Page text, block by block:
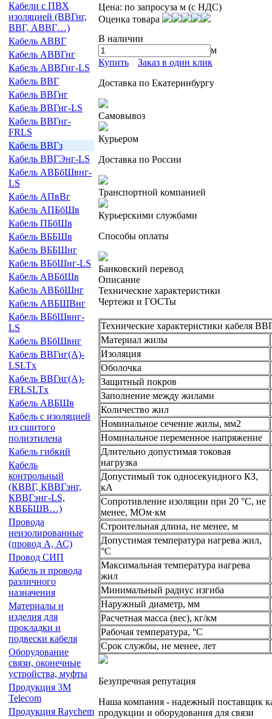
Кабели с ПВХ
изоляцией (ВВГнг,
ВВГ, АВВГ…)
Кабель АВВГ
Кабель АВВГнг
Кабель АВВГнг-LS
Кабель ВВГ
Кабель ВВГнг
Кабель ВВГнг-LS
Кабель ВВГнг-
FRLS
Кабель ВВГз
Кабель ВВГЭнг-LS
Кабель АВБбШвнг-
LS
Кабель АПвВг
Кабель АПБбШв
Кабель ПБбШв
Кабель ВББШв
Кабель ВББШнг
Кабель ВБбШнг-LS
Кабель АВБбШв
Кабель АВБбШнг
Кабель АВБШВнг
Кабель ВБбШвнг-
LS
Кабель ВБбШвнг
Кабель ВВГнг(А)-
LSLTx
Кабель ВВГнг(А)-
FRLSLTx
Кабель АВБШв
Кабель с изоляцией
из сшитого
полиэтилена
Кабель гибкий
Кабель
контрольный
(КВВГ, КВВГэнг,
КВВГэнг-LS,
КВББШВ…)
Провода
неизолированные
(провод А, АС)
Провод СИП
Кабель и провода
различного
назначения
Материалы и
изделия для
прокладки и
подвески кабеля
Оборудование
связи, оконечные
устройства, муфты
Продукция 3М
Telecom
Продукция Raychem
Цена: по запросуза м (с НДС)
Оценка товара
В наличии
м
Купить
Заказ в один клик
Доставка по Екатеринбургу
Самовывоз
Курьером
Доставка по России
Транспортной компанией
Курьерскими службами
Способы оплаты
Банковский перевод
Описание
Технические характеристики
Чертежи и ГОСТы
Технические характеристики кабеля
Материал жилы
Изоляция
Оболочка
Защитный покров
Заполнение между жилами
Количество жил
Номинальное сечение жилы, мм2
Номинальное переменное напряжение
Длительно допустимая токовая
нагрузка
Допустимый ток односекундного КЗ,
кА
Сопротивление изоляции при 20 °С, не
менее, МОм·км
Строительная длина, не менее, м
Допустимая температура нагрева жил,
°C
Максимальная температура нагрева
жил
Минимальный радиус изгиба
Наружный диаметр, мм
Расчетная масса (вес), кг/км
Рабочая температура, °C
Срок службы, не менее, лет
Безупречная репутация
Наша компания - надежный поставщик
продукции и оборудования для связи